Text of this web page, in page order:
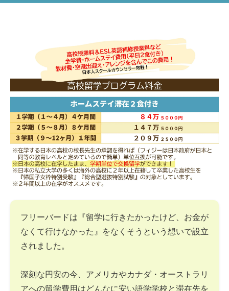
フリーバードは『留学に行きたかったけど、お金が
なくて行けなかった』をなくそうという想いで設立
されました。
深刻な円安の今、アメリカやカナダ・オーストラリ
アへの留学費用はどんなに安い語学学校と滞在先を